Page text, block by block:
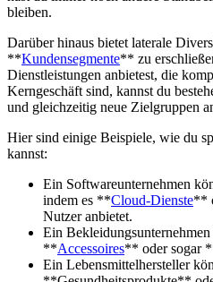
bleiben.
Darüber ‍hinaus bietet ‍laterale
**Kundensegmente** zu‌
Dienstleistungen anbietest, die
Kerngeschäft sind, kannst du
und ⁤gleichzeitig neue ⁤Zielgruppen
Hier sind einige ‍Beispiele, wie du
kannst:
Ein ⁣Softwareunternehmen
indem es **Cloud-Dienste**
Nutzer anbietet.
Ein⁤
**Accessoires** ⁤oder ⁤sogar
Ein Lebensmittelhersteller